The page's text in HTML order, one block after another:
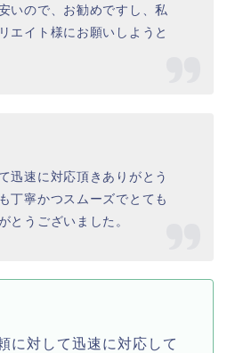
いので、お勧めですし、私
エイト様にお願いしようと
迅速に対応頂きありがとう
丁寧かつスムーズでとても
とうございました。
に対して迅速に対応して